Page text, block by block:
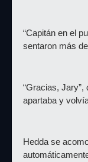
“Capitán en el
sentaron más
“Gracias,
apartaba y
Hedda se